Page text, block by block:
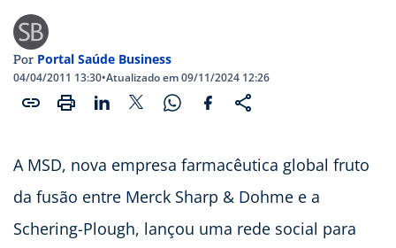
Por Portal Saúde Business
04/04/2011 13:30•Atualizado em 09/11/2024 12:26
A MSD, nova empresa farmacêutica global fruto
da fusão entre Merck Sharp & Dohme e a
Schering-Plough, lançou uma rede social para